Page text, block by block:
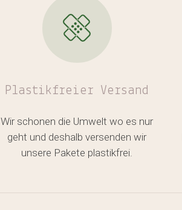
Plastikfreier Versand
Wir schonen die Umwelt wo es nur
geht und deshalb versenden wir
unsere Pakete plastikfrei.